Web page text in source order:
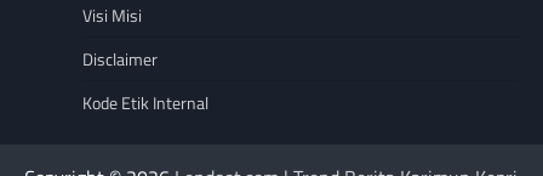
Visi Misi
Disclaimer
Kode Etik Internal